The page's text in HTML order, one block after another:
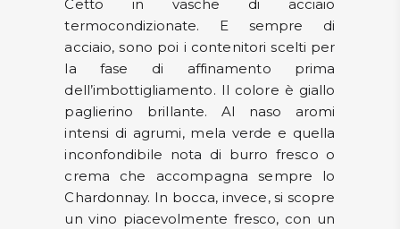
Cetto in vasche di acciaio
termocondizionate. E sempre di
acciaio, sono poi i contenitori scelti per
la fase di affinamento prima
dell’imbottigliamento. Il colore è giallo
paglierino brillante. Al naso aromi
intensi di agrumi, mela verde e quella
inconfondibile nota di burro fresco o
crema che accompagna sempre lo
Chardonnay. In bocca, invece, si scopre
un vino piacevolmente fresco, con un